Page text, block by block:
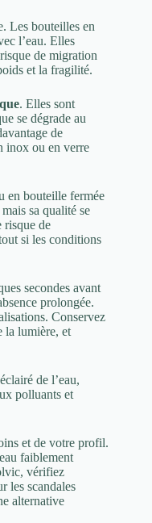
Les bouteilles en
l’eau. Elles
de migration
et la fragilité.
. Elles sont
se dégrade au
de
inox ou en verre
en bouteille fermée
sa qualité se
risque de
si les conditions
secondes avant
prolongée.
Conservez
la lumière, et
de l’eau,
polluants et
et de votre profil.
faiblement
vérifiez
les scandales
alternative